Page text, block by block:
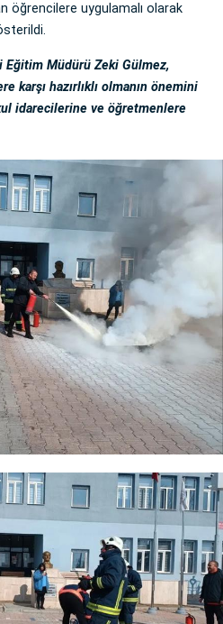
öğrencilere uygulamalı olarak
Eğitim Müdürü Zeki Gülmez,
karşı hazırlıklı olmanın önemini
idarecilerine ve öğretmenlere